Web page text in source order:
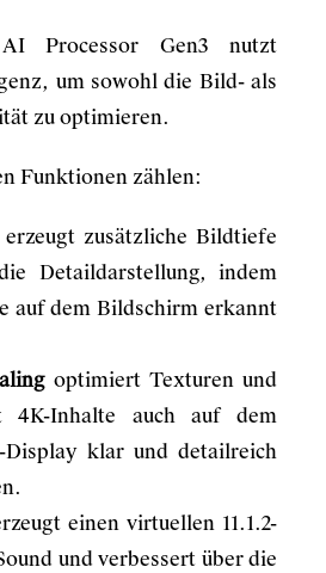
Processor Gen3 nutzt
um sowohl die Bild- als
zu optimieren.
Funktionen zählen:
zusätzliche Bildtiefe
Detaildarstellung, indem
auf dem Bildschirm erkannt
optimiert Texturen und
4K-Inhalte auch auf dem
Display klar und detailreich
einen virtuellen 11.1.2-
und verbessert über die